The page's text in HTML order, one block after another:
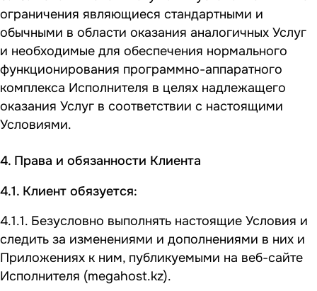
ограничения являющиеся стандартными и
обычными в области оказания аналогичных Услуг
и необходимые для обеспечения нормального
функционирования программно-аппаратного
комплекса Исполнителя в целях надлежащего
оказания Услуг в соответствии с настоящими
Условиями.
4. Права и обязанности Клиента
4.1. Клиент обязуется:
4.1.1. Безусловно выполнять настоящие Условия и
следить за изменениями и дополнениями в них и
Приложениях к ним, публикуемыми на веб-сайте
Исполнителя (megahost.kz).